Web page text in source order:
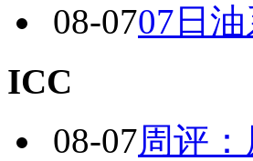
08-0707日
ICC
08-07周评